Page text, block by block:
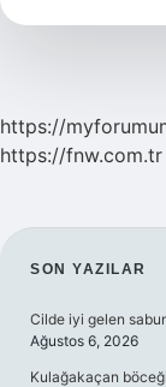
https://
https://fnw.com.tr
SON YAZILAR
Cilde iyi gelen
Ağustos 6, 2026
Kulağakaçan böceği